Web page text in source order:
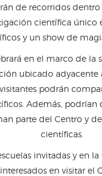
de recorridos
científica único
y un show de
en el marco de
ubicado adyacente
podrán
Además,
parte del Centro y
científicas.
invitadas y en
en visitar el